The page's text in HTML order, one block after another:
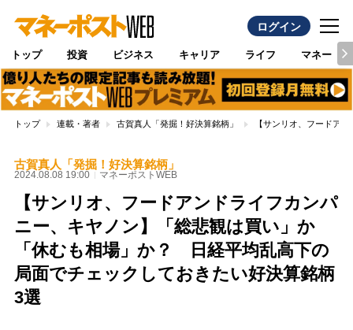
ログイン
トップ 投資 ビジネス キャリア ライフ マネー
トップ 連載・著者 古賀真人「発掘！好決算銘柄」 【サンリオ、フードア
古賀真人「発掘！好決算銘柄」
2024.08.08 19:00 マネーポストWEB
【サンリオ、フードアンドライフカンパ
ニー、キヤノン】「総悲観は買い」か
「休むも相場」か？ 日経平均乱高下の
局面でチェックしておきたい好決算銘柄
3選